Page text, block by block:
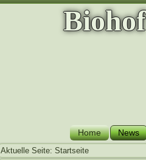
Home News
Aktuelle Seite: Startseite